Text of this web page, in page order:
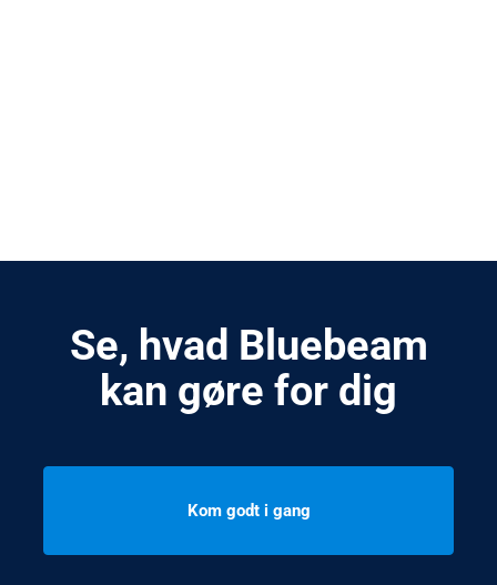
Se, hvad Bluebeam
kan gøre for dig
Kom godt i gang